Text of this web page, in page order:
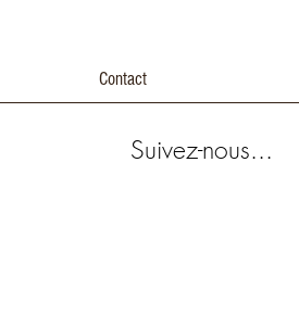
Contact
Suivez-nous...